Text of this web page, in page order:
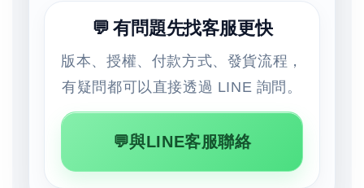
💬 有問題先找客服更快
版本、授權、付款方式、發貨流程，
有疑問都可以直接透過 LINE 詢問。
💬與LINE客服聯絡